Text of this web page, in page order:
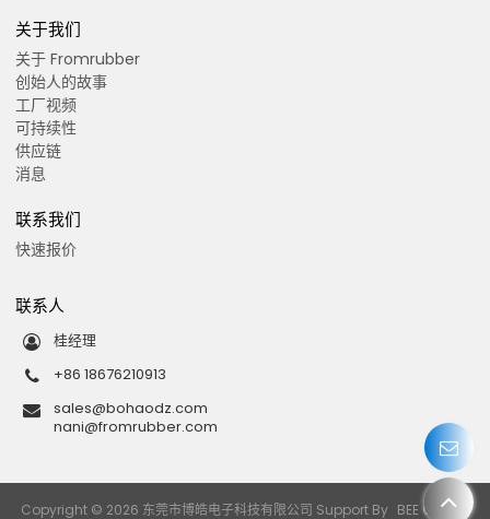
关于我们
关于 Fromrubber
创始人的故事
工厂视频
可持续性
供应链
消息
联系我们
快速报价
联系人
桂经理
+86 18676210913
sales@bohaodz.com
nani@fromrubber.com
Copyright © 2026 东莞市博皓电子科技有限公司 Support By BEE Cloud